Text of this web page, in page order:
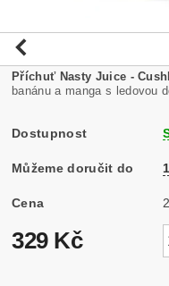
Příchuť Nasty Juice -
banánu a manga s ledovou
Dostupnost
Můžeme doručit do
Cena
329 Kč